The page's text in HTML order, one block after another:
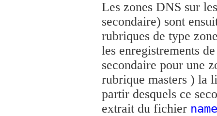
Les zones DNS sur
secondaire) sont
rubriques de type
les enregistrements
secondaire pour une
rubrique masters ) la
partir desquels ce
extrait du fichier